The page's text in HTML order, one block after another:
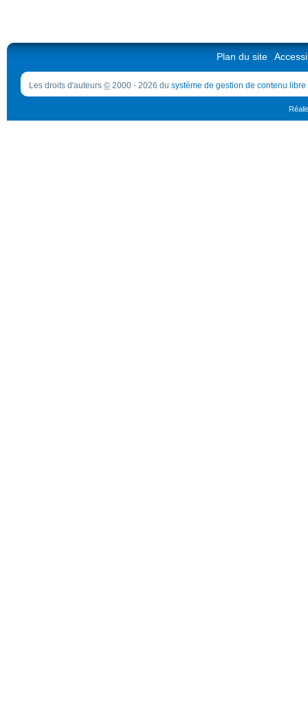
Plan du site
Les droits d'auteurs © 2000 - 2026 du système de gestion de contenu libre